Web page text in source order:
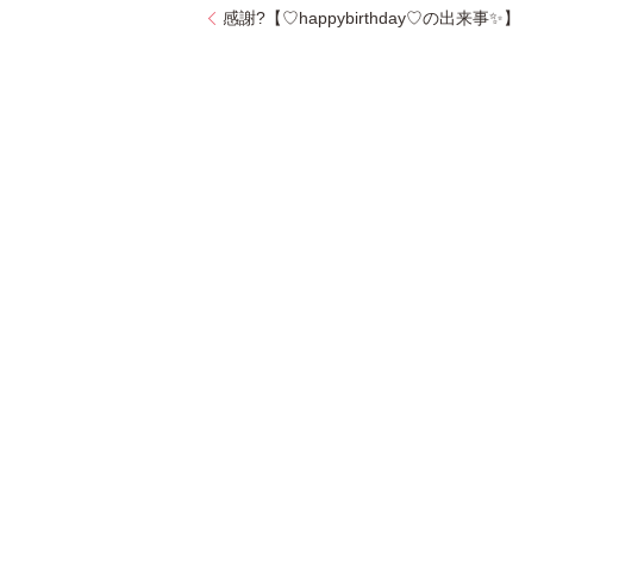
感謝?【♡happybirthday♡の出来事✨】